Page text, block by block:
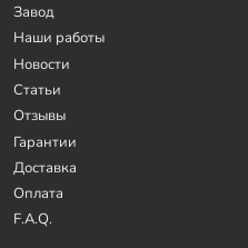
Завод
Наши работы
Новости
Статьи
Отзывы
Гарантии
Доставка
Оплата
F.A.Q.